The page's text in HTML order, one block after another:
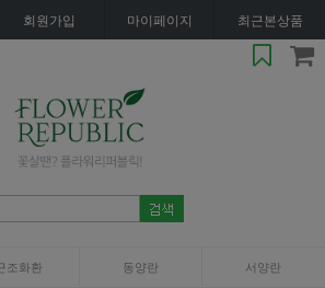
회원가입 마이페이지 최근본상품
조화환 동양란 서양란